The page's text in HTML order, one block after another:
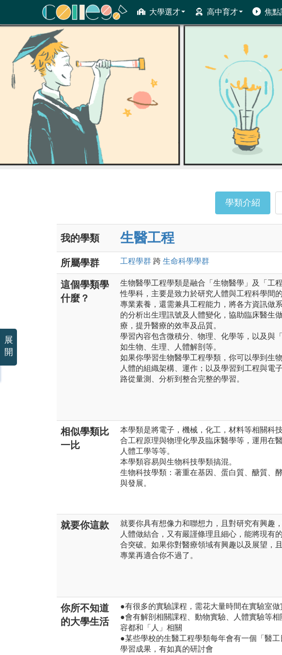
大學選才 高中育才 焦點
ColleGo! 大學選才與高中育才輔助系統
學類介紹
我的學類 生醫工程
所屬學群 工程學群 跨 生命科學學群
這個學類學
什麼？
生物醫學工程學類是融合「生物醫學」及「工
性學科，主要是致力於研究人體與工程科學間
專業素養，還需兼具工程能力，將各方資訊做
的分析出生理訊號及人體變化，協助臨床醫生
療，提升醫療的效率及品質。
學習內容包含微積分、物理、化學等，以及與
如生物、生理、人體解剖等。
如果你學習生物醫學工程學類，你可以學到生
人體的組織架構、運作；以及學習到工程與電
路從量測、分析到整合完整的學習。
相似學類比
一比
本學類是將電子，機械，化工，材料等相關科
合工程原理與物理化學及臨床醫學等，運用在
人體工學等等。
本學類容易與生物科技學類搞混。
生物科技學類：著重在基因、蛋白質、醣質、
與發展。
就要你這款
就要你具有想像力和聯想力，且對研究有興趣
人體做結合，又有嚴謹條理且細心，能將現有
合突破。如果你對醫療領域有興趣以及展望，
專業再適合你不過了。
你所不知道
的大學生活
●有很多的實驗課程，需花大量時間在實驗室
●會有解剖相關課程、動物實驗、人體實驗等
容都和「人」相關
●某些學校的生醫工程學類每年會有一個「醫
學習成果，有如真的研討會
展
開